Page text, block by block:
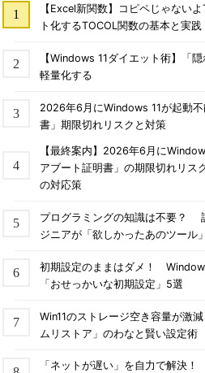
【Excel新関数】コピペじゃない
ト化するTOCOL関数の基本と実践
【Windows 11ダイエット術】「
軽量化する
2026年6月にWindows 11が起動
書」期限切れリスクと対策
【最終案内】2026年6月に
アブート証明書」の期限切れリス
の対応策
プログラミングの知識は不要？
ジニアが「欲しかったあのツール
初期設定のままはダメ！
「おせっかいな初期設定」5選
Win11のストレージ空き容量が激
ムリストア」のわなと賢い設定術
「ネットが遅い」を自力で解決